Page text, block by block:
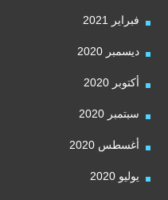
فبراير 2021
ديسمبر 2020
أكتوبر 2020
سبتمبر 2020
أغسطس 2020
يوليو 2020